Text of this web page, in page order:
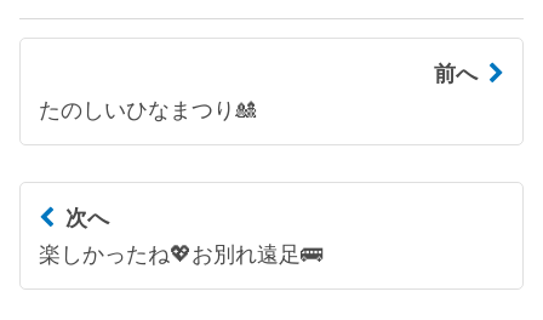
前へ
たのしいひなまつり🎎
次へ
楽しかったね💖お別れ遠足🚌